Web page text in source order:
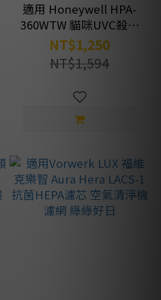
適用 Honeywell HPA-
360WTW 貓咪UVC殺菌
抗敏空氣清淨機 複合式
抗菌HEPA濾芯 綠綠好日
NT$1,250
NT$1,594